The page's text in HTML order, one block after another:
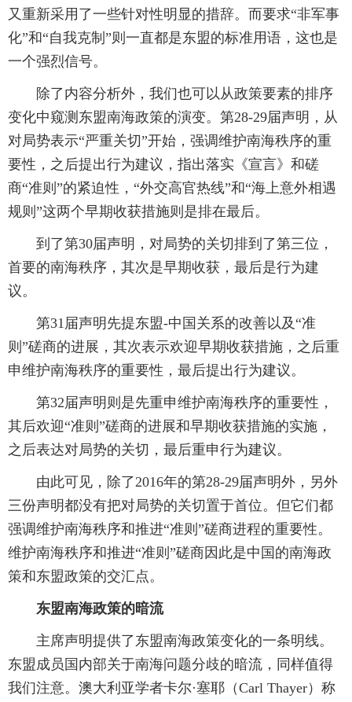
又重新采用了一些针对性明显的措辞。而要求“非军事
化”和“自我克制”则一直都是东盟的标准用语，这也是
一个强烈信号。
除了内容分析外，我们也可以从政策要素的排序
变化中窥测东盟南海政策的演变。第28-29届声明，从
对局势表示“严重关切”开始，强调维护南海秩序的重
要性，之后提出行为建议，指出落实《宣言》和磋
商“准则”的紧迫性，“外交高官热线”和“海上意外相遇
规则”这两个早期收获措施则是排在最后。
到了第30届声明，对局势的关切排到了第三位，
首要的南海秩序，其次是早期收获，最后是行为建
议。
第31届声明先提东盟-中国关系的改善以及“准
则”磋商的进展，其次表示欢迎早期收获措施，之后重
申维护南海秩序的重要性，最后提出行为建议。
第32届声明则是先重申维护南海秩序的重要性，
其后欢迎“准则”磋商的进展和早期收获措施的实施，
之后表达对局势的关切，最后重申行为建议。
由此可见，除了2016年的第28-29届声明外，另外
三份声明都没有把对局势的关切置于首位。但它们都
强调维护南海秩序和推进“准则”磋商进程的重要性。
维护南海秩序和推进“准则”磋商因此是中国的南海政
策和东盟政策的交汇点。
东盟南海政策的暗流
主席声明提供了东盟南海政策变化的一条明线。
东盟成员国内部关于南海问题分歧的暗流，同样值得
我们注意。澳大利亚学者卡尔·塞耶（Carl Thayer）称